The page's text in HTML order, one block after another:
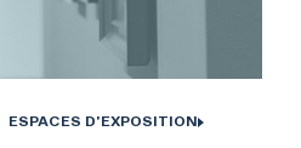
ESPACES D'EXPOSITION